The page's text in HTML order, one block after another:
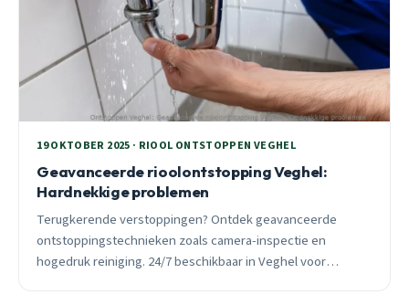
19 OKTOBER 2025 · RIOOL ONTSTOPPEN VEGHEL
Geavanceerde rioolontstopping Veghel:
Hardnekkige problemen
Terugkerende verstoppingen? Ontdek geavanceerde
ontstoppingstechnieken zoals camera-inspectie en
hogedruk reiniging. 24/7 beschikbaar in Veghel voor